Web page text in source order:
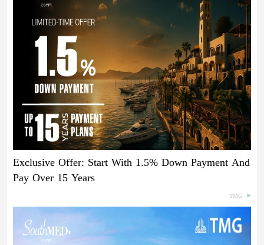
Exclusive Offer: Start With 1.5% Down Payment And
Pay Over 15 Years
TMG